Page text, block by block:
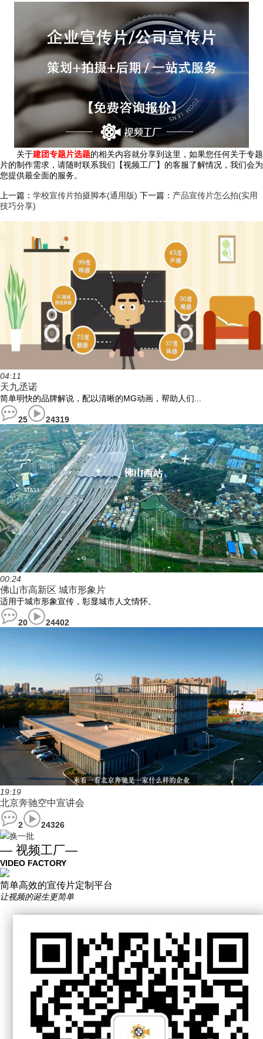
关于建团专题片选题的相关内容就分享到这里，如果您任何关于专题
片的制作需求，请随时联系我们【视频工厂】的客服了解情况，我们会为
您提供最全面的服务。
上一篇： 学校宣传片拍摄脚本(通用版) 下一篇： 产品宣传片怎么拍(实用
技巧分享)
04:11
天九丞诺
简单明快的品牌解说，配以清晰的MG动画，帮助人们...
25 24319
00:24
佛山市高新区 城市形象片
适用于城市形象宣传，彰显城市人文情怀。
20 24402
19:19
北京奔驰空中宣讲会
2
24326
换一批
— 视频工厂—
VIDEO FACTORY
简单高效的宣传片定制平台
让视频的诞生更简单